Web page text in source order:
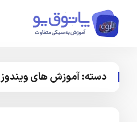
دسته:آموزش های ویندوز